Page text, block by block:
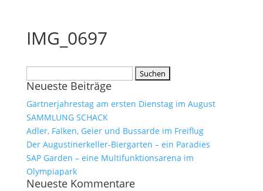
IMG_0697
nach:
Neueste Beiträge
Gärtnerjahrestag am ersten Dienstag im August
SAMMLUNG SCHACK
Adler, Falken, Geier und Bussarde im Freiflug
Der Augustinerkeller-Biergarten – ein Paradies
SAP Garden – eine Multifunktionsarena im
Olympiapark
Neueste Kommentare